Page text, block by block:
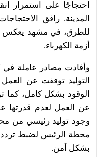
احتجاجًا على استمرار
المدينة. رافق
للطرق، في مشهد
أزمة الكهرباء.
وأفادت مصادر عاملة
التوليد توقفت عن
الوقود بشكل كامل،
عن العمل لعدم
وجود توليد رئيسي من
محطة الرئيس لضبط تردد
بشكل آمن.